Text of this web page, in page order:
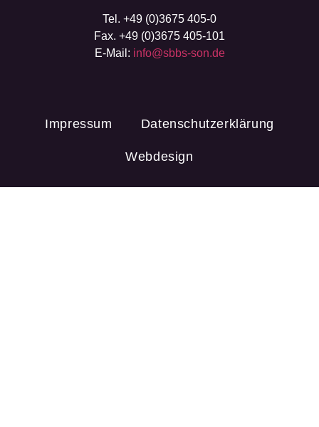
Tel. +49 (0)3675 405-0
Fax. +49 (0)3675 405-101
E-Mail: info@sbbs-son.de
Impressum Datenschutzerklärung
Webdesign